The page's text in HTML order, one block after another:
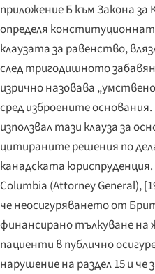
приложение Б към Закона
определя
клаузата за равенство,
след тригодишното
изрично назовава
сред изброените
използвал тази клауза за
цитираните решения по
канадската
Columbia (Attorney General),
че неосигуряването от
финансирано тълкуване на
пациенти в публично
нарушение на раздел 15 и че